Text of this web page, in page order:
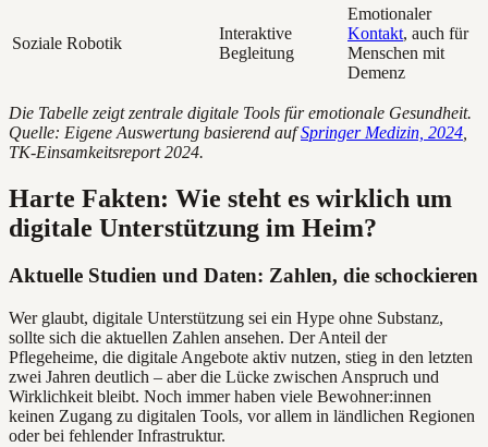
Soziale Robotik
Interaktive
Begleitung
Emotionaler
Kontakt, auch für
Menschen mit
Demenz
Die Tabelle zeigt zentrale digitale Tools für emotionale Gesundheit.
Quelle: Eigene Auswertung basierend aufSpringer Medizin, 2024
TK-Einsamkeitsreport 2024.
Harte Fakten: Wie steht es wirklich um
digitale Unterstützung im Heim?
Aktuelle Studien und Daten: Zahlen, die schockieren
Wer glaubt, digitale Unterstützung sei ein Hype ohne Substanz,
sollte sich die aktuellen Zahlen ansehen. Der Anteil der
Pflegeheime, die digitale Angebote aktiv nutzen, stieg in den letzten
zwei Jahren deutlich – aber die Lücke zwischen Anspruch und
Wirklichkeit bleibt. Noch immer haben viele Bewohner:innen
keinen Zugang zu digitalen Tools, vor allem in ländlichen Regionen
oder bei fehlender Infrastruktur.